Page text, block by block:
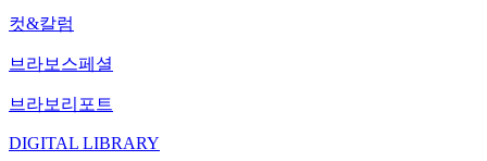
컷&칼럼
브라보스페셜
브라보리포트
DIGITAL LIBRARY